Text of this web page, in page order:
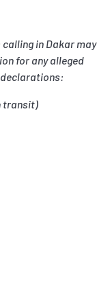
in Dakar may
for any alleged
transit)